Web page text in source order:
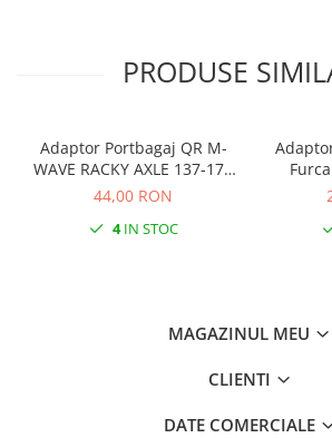
PRODUSE
Adaptor Portbagaj QR M-
WAVE RACKY AXLE 137-177
mm
44,00 RON
4IN STOC
MAGAZINUL MEU
CLIENTI
DATE COMERCIALE